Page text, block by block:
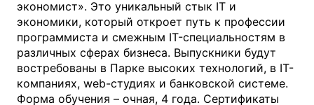
экономист». Это уникальный стык IT и
экономики, который откроет путь к профессии
программиста и смежным IT-специальностям в
различных сферах бизнеса. Выпускники будут
востребованы в Парке высоких технологий, в IT-
компаниях, web-студиях и банковской системе.
Форма обучения – очная, 4 года. Сертификаты